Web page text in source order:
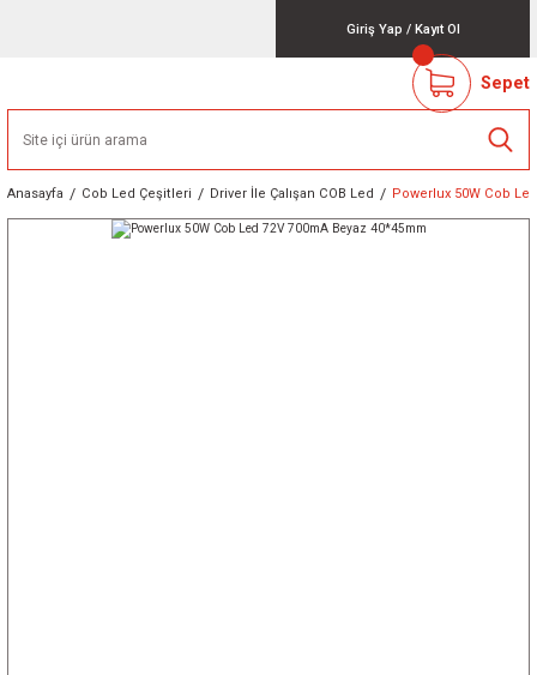
Giriş Yap / Kayıt Ol
Sepet
Anasayfa Cob Led Çeşitleri Driver İle Çalışan COB Led Powerlux 50W Cob